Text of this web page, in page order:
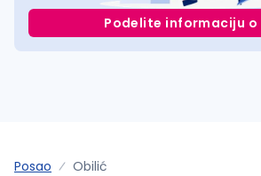
Podelite informaciju
Posao Obilić